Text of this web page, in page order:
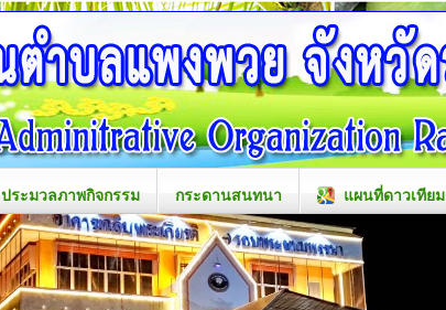
ประมวลภาพกิจกรรม กระดานสนทนา แผนที่ดาวเทียม